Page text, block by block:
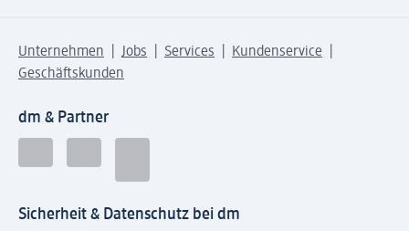
Unternehmen Jobs Services
Kundenservice
Geschäftskunden
dm & Partner
Sicherheit & Datenschutz bei dm